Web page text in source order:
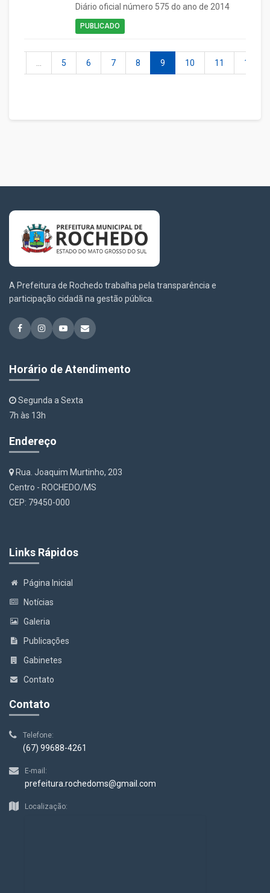
Diário oficial número 575 do ano de 2014
PUBLICADO
5 6 7 8 9 10 11 12
A Prefeitura de Rochedo trabalha pela transparência e
participação cidadã na gestão pública.
Horário de Atendimento
Segunda a Sexta
7h às 13h
Endereço
Rua. Joaquim Murtinho, 203
Centro - ROCHEDO/MS
CEP: 79450-000
Links Rápidos
Página Inicial
Notícias
Galeria
Publicações
Gabinetes
Contato
Contato
Telefone:
(67) 99688-4261
E-mail:
prefeitura.rochedoms@gmail.com
Localização: